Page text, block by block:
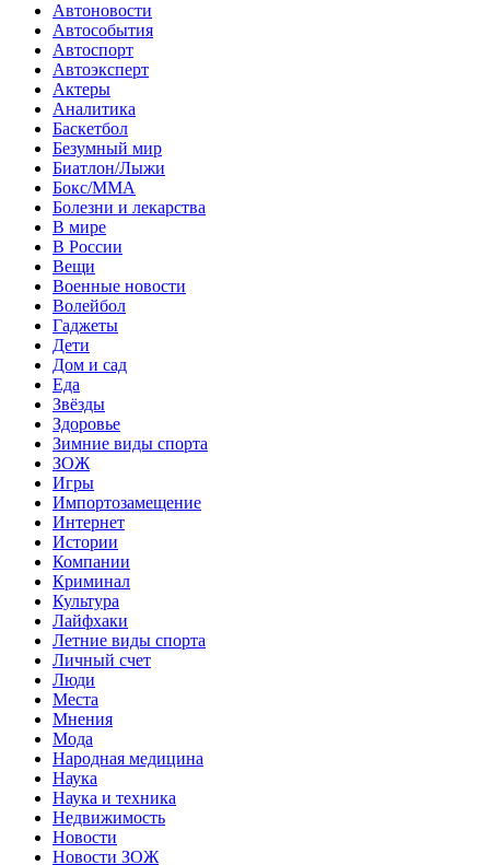
Автоновости
Автособытия
Автоспорт
Автоэксперт
Актеры
Аналитика
Баскетбол
Безумный мир
Биатлон/Лыжи
Бокс/MMA
Болезни и лекарства
В мире
В России
Вещи
Военные новости
Волейбол
Гаджеты
Дети
Дом и сад
Еда
Звёзды
Здоровье
Зимние виды спорта
ЗОЖ
Игры
Импортозамещение
Интернет
Истории
Компании
Криминал
Культура
Лайфхаки
Летние виды спорта
Личный счет
Люди
Места
Мнения
Мода
Народная медицина
Наука
Наука и техника
Недвижимость
Новости
Новости ЗОЖ